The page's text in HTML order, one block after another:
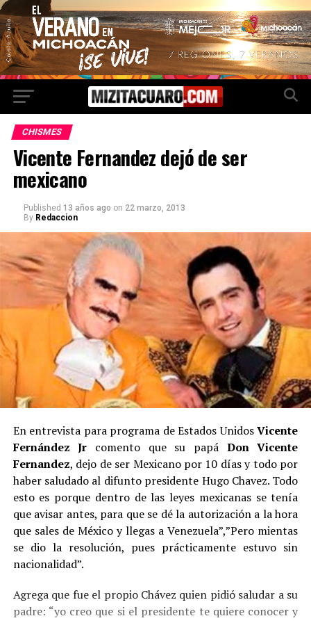
CHISMES
Vicente Fernandez dejó de ser
mexicano
Published 13 años ago on 22 marzo, 2013
By Redaccion
En entrevista para programa de Estados UnidosVicente
Fernández Jr comento que su papá Don Vicente
Fernandez, dejo de ser Mexicano por 10 días y todo por
haber saludado al difunto presidente Hugo Chavez. Todo
esto es porque dentro de las leyes mexicanas se tenía
que avisar antes, para que se dé la autorización a la hora
que sales de México y llegas a Venezuela”,”Pero mientas
se dio la resolución, pues prácticamente estuvo sin
nacionalidad”.
Agrega que fue el propio Chávez quien pidió saludar a su
padre: “yo creo que si el presidente te quiere conocer y